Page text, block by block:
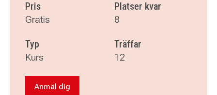
Pris
Gratis
Platser kvar
8
Typ
Kurs
Träffar
12
Anmäl dig till Prata svenska Vansbro
Anmäl dig